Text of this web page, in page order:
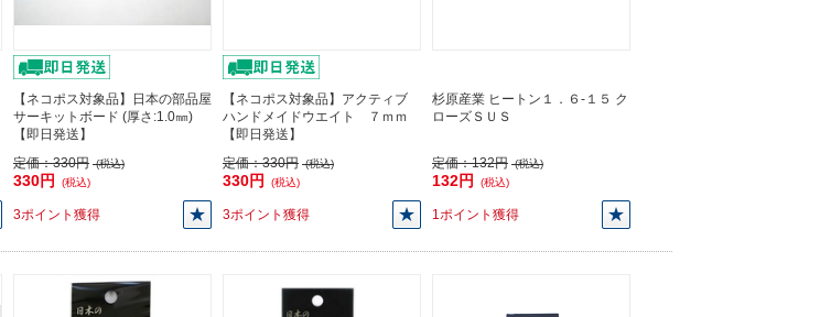
【ネコポス対象品】日本の部品屋
サーキットボード (厚さ:1.0㎜)
【即日発送】
定価：330円 (税込)
330円 (税込)
3ポイント獲得
【ネコポス対象品】アクティブ
ハンドメイドウエイト ７ｍｍ
【即日発送】
定価：330円 (税込)
330円 (税込)
3ポイント獲得
杉原産業 ヒートン１．６-１５ ク
ローズＳＵＳ
定価：132円 (税込)
132円 (税込)
1ポイント獲得